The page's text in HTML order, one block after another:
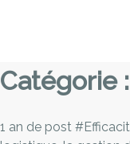
Catégorie :
1 an de post